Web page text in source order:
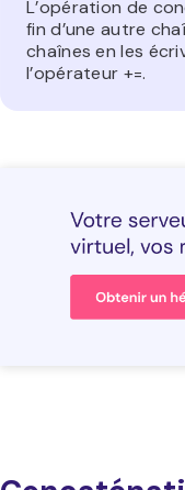
L’opération de
fin d’une autre
chaînes en les
l’opérateur +=.